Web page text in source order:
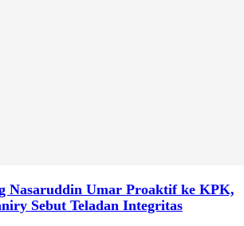
Nasaruddin Umar Proaktif ke KPK,
Sebut Teladan Integritas